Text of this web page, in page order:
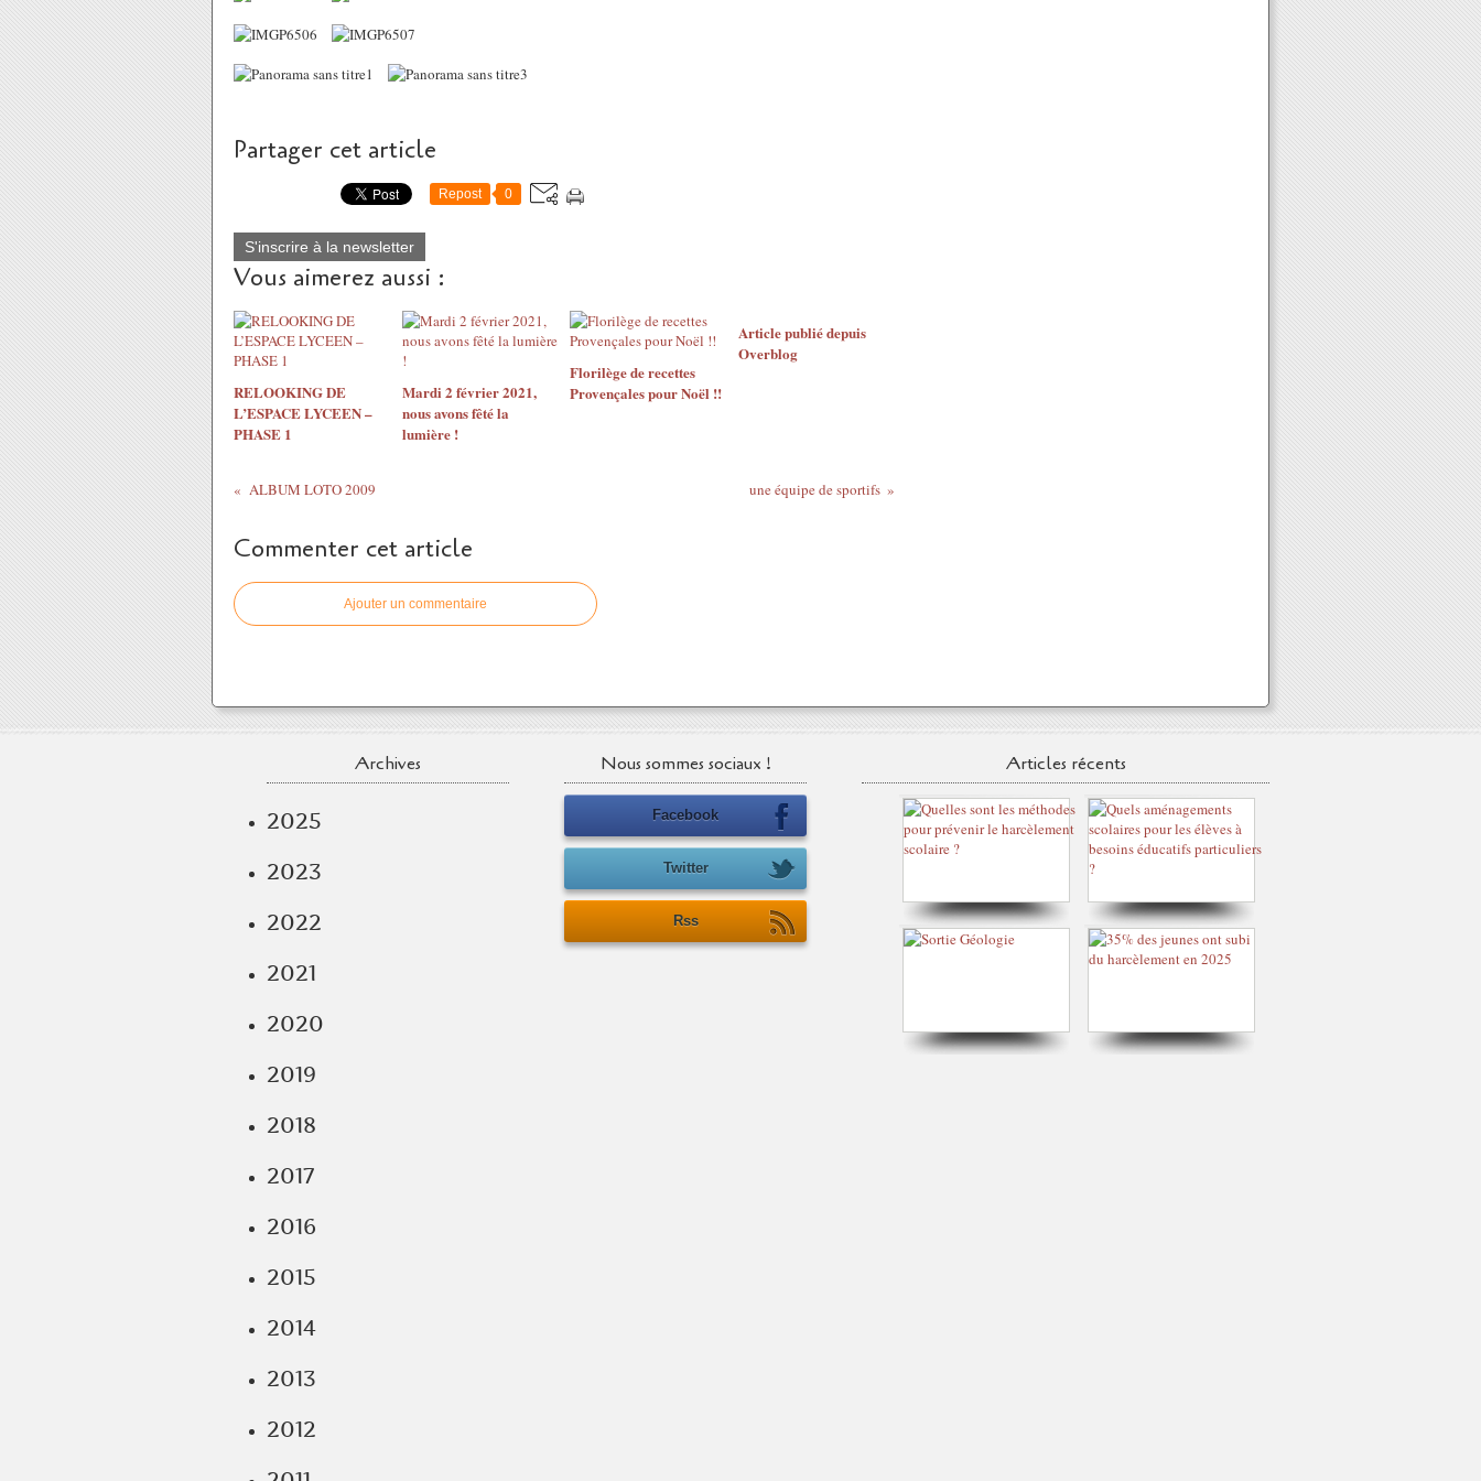
Partager cet article
Repost 0
S'inscrire à la newsletter
Vous aimerez aussi :
RELOOKING DE
L’ESPACE LYCEEN –
PHASE 1
Mardi 2 février 2021,
nous avons fêté la
lumière !
Florilège de recettes
Provençales pour Noël !!
Article publié depuis
Overblog
ALBUM LOTO 2009 une équipe de sportifs
Commenter cet article
Ajouter un commentaire
Archives
2025
2023
2022
2021
2020
2019
2018
2017
2016
2015
2014
2013
2012
Nous sommes sociaux !
Facebook
Twitter
Rss
Articles récents